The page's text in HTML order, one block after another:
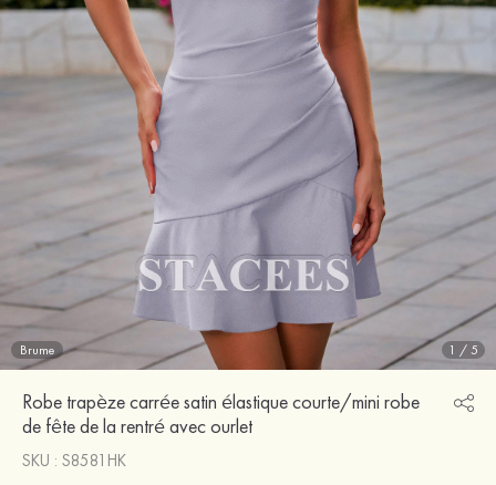
Brume 1 /5
Robe trapèze carrée satin élastique courte/mini robe
de fête de la rentré avec ourlet
SKU : S8581HK